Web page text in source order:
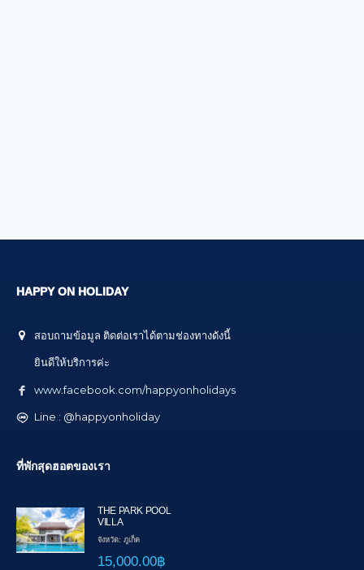
HAPPY ON HOLIDAY
สอบถามข้อมูล ติดต่อเราได้ตามช่องทางดังนี้
ยินดีให้บริการค่ะ
www.facebook.com/happyonholidays
Line : @happyonholiday
ที่พักสุดฮอตของเรา
THE PARK POOL
VILLA
จังหวัด: ภูเก็ต
15,000.00฿